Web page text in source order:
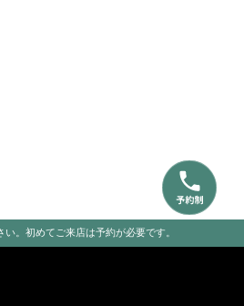
。初めてご来店は予約が必要です。